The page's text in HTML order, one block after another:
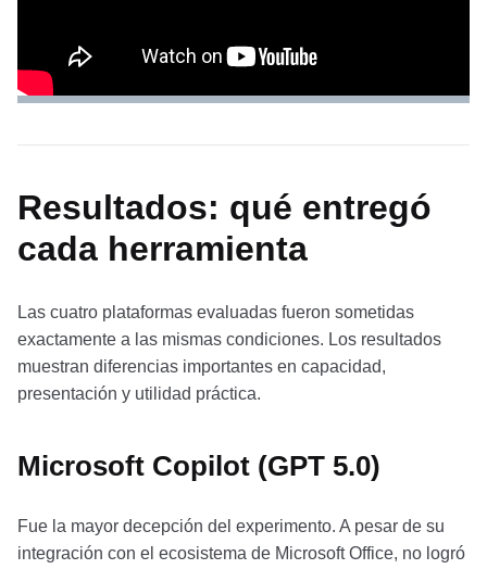
Resultados: qué entregó
cada herramienta
Las cuatro plataformas evaluadas fueron sometidas
exactamente a las mismas condiciones. Los resultados
muestran diferencias importantes en capacidad,
presentación y utilidad práctica.
Microsoft Copilot (GPT 5.0)
Fue la mayor decepción del experimento. A pesar de su
integración con el ecosistema de Microsoft Office, no logró